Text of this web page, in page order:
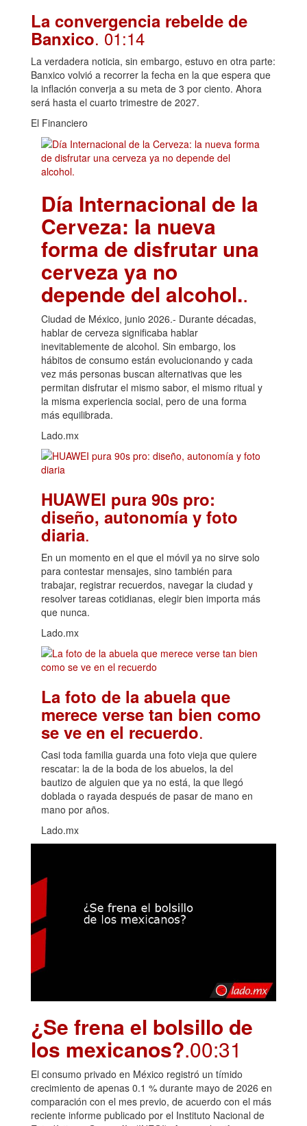
La convergencia rebelde de
Banxico. 01:14
La verdadera noticia, sin embargo, estuvo en otra parte:
Banxico volvió a recorrer la fecha en la que espera que
la inflación converja a su meta de 3 por ciento. Ahora
será hasta el cuarto trimestre de 2027.
El Financiero
Día Internacional de la
Cerveza: la nueva
forma de disfrutar una
cerveza ya no
depende del alcohol..
Ciudad de México, junio 2026.- Durante décadas,
hablar de cerveza significaba hablar
inevitablemente de alcohol. Sin embargo, los
hábitos de consumo están evolucionando y cada
vez más personas buscan alternativas que les
permitan disfrutar el mismo sabor, el mismo ritual y
la misma experiencia social, pero de una forma
más equilibrada.
Lado.mx
HUAWEI pura 90s pro:
diseño, autonomía y foto
diaria.
En un momento en el que el móvil ya no sirve solo
para contestar mensajes, sino también para
trabajar, registrar recuerdos, navegar la ciudad y
resolver tareas cotidianas, elegir bien importa más
que nunca.
Lado.mx
La foto de la abuela que
merece verse tan bien como
se ve en el recuerdo.
Casi toda familia guarda una foto vieja que quiere
rescatar: la de la boda de los abuelos, la del
bautizo de alguien que ya no está, la que llegó
doblada o rayada después de pasar de mano en
mano por años.
Lado.mx
¿Se frena el bolsillo de
los mexicanos?.00:31
El consumo privado en México registró un tímido
crecimiento de apenas 0.1 % durante mayo de 2026 en
comparación con el mes previo, de acuerdo con el más
reciente informe publicado por el Instituto Nacional de